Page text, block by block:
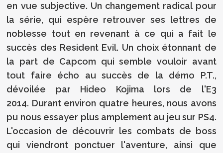
en vue subjective. Un changement radical pour
la série, qui espère retrouver ses lettres de
noblesse tout en revenant à ce qui a fait le
succès des Resident Evil. Un choix étonnant de
la part de Capcom qui semble vouloir avant
tout faire écho au succès de la démo P.T.,
dévoilée par Hideo Kojima lors de l'E3
2014. Durant environ quatre heures, nous avons
pu nous essayer plus amplement au jeu sur PS4.
L'occasion de découvrir les combats de boss
qui viendront ponctuer l'aventure, ainsi que